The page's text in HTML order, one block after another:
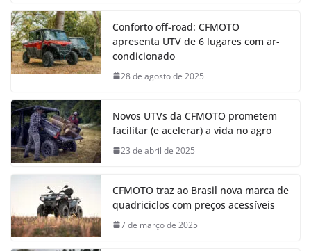
Conforto off-road: CFMOTO
apresenta UTV de 6 lugares com ar-
condicionado
28 de agosto de 2025
Novos UTVs da CFMOTO prometem
facilitar (e acelerar) a vida no agro
23 de abril de 2025
CFMOTO traz ao Brasil nova marca de
quadriciclos com preços acessíveis
7 de março de 2025